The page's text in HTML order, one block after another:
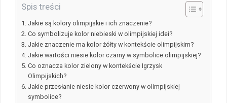
Spis treści
Jakie są kolory olimpijskie i ich znaczenie?
Co symbolizuje kolor niebieski w olimpijskiej idei?
Jakie znaczenie ma kolor żółty w kontekście olimpijskim?
Jakie wartości niesie kolor czarny w symbolice olimpijskiej?
Co oznacza kolor zielony w kontekście Igrzysk
Olimpijskich?
Jakie przesłanie niesie kolor czerwony w olimpijskiej
symbolice?